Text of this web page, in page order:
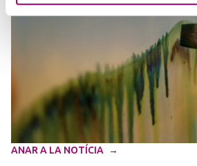
ANAR A LA NOTÍCIA